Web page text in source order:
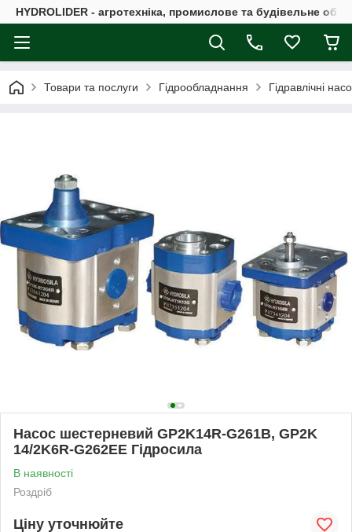
HYDROLIDER - агротехніка, промислове та будівельне
Товари та послуги Гідрообладнання Гідравлічні
Насос шестерневий GP2K14R-G261B, GP2K
14/2K6R-G262EE Гідросила
В наявності
Роздріб
Ціну уточнюйте